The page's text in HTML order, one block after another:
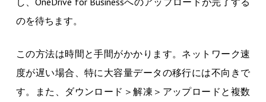
のを待ちます。
この方法は時間と手間がかかります。ネットワーク速
度が遅い場合、特に大容量データの移行には不向きで
す。また、ダウンロード＞解凍＞アップロードと複数